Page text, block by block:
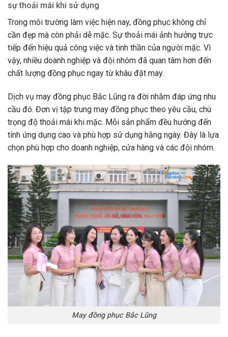
sự thoải mái khi sử dụng
Trong môi trường làm việc hiện nay, đồng phục không chỉ
cần đẹp mà còn phải dễ mặc. Sự thoải mái ảnh hưởng trực
tiếp đến hiệu quả công việc và tinh thần của người mặc. Vì
vậy, nhiều doanh nghiệp và đội nhóm đã quan tâm hơn đến
chất lượng đồng phục ngay từ khâu đặt may.
Dịch vụ may đồng phục Bắc Lũng ra đời nhằm đáp ứng nhu
cầu đó. Đơn vị tập trung may đồng phục theo yêu cầu, chú
trọng độ thoải mái khi mặc. Mỗi sản phẩm đều hướng đến
tính ứng dụng cao và phù hợp sử dụng hằng ngày. Đây là lựa
chọn phù hợp cho doanh nghiệp, cửa hàng và các đội nhóm.
May đồng phục Bắc Lũng